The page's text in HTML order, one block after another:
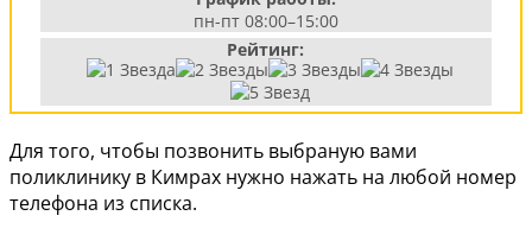
пн-пт 08:00–15:00
Рейтинг:
Для того, чтобы позвонить выбраную вами
поликлинику в Кимрах нужно нажать на любой номер
телефона из списка.